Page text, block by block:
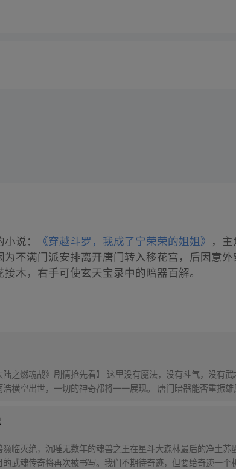
说： 《穿越斗罗，我成了宁荣荣的姐姐》 ，
不满门派安排离开唐门转入移花宫，后因意
木，右手可使玄天宝录中的暗器百解。
陆之燃魂战》剧情抢先看】 这里没有魔法，没有斗气，没有
横空出世，一切的神奇都将一一展现。 唐门暗器能否重振
濒临灭绝，沉睡无数年的魂兽之王在星斗大森林最后的净土苏
武魂传奇将再次被书写。我们不期待奇迹，但要给奇迹一个